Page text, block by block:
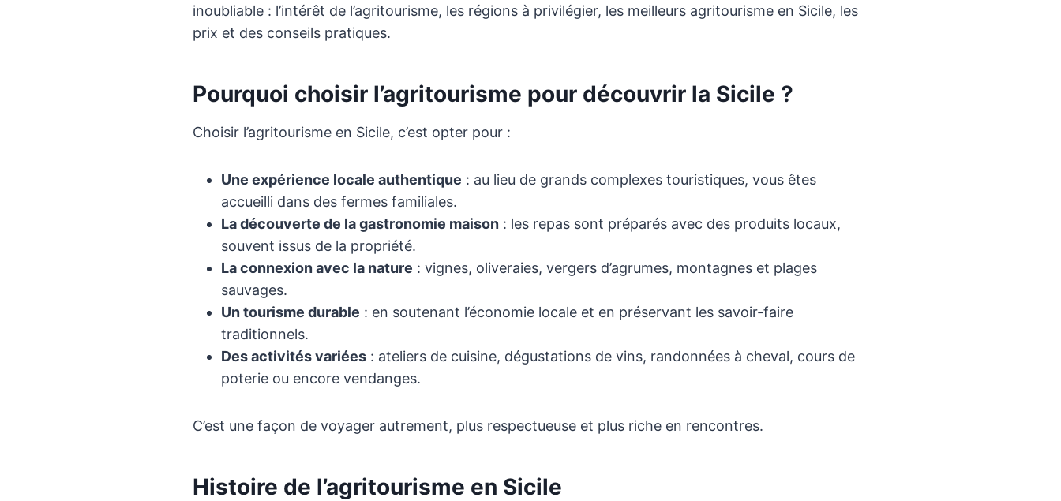
inoubliable : l’intérêt de l’agritourisme, les régions à privilégier, les meilleurs agritourisme en Sicile, les
prix et des conseils pratiques.
Pourquoi choisir l’agritourisme pour découvrir la Sicile ?
Choisir l’agritourisme en Sicile, c’est opter pour :
Une expérience locale authentique : au lieu de grands complexes touristiques, vous êtes
accueilli dans des fermes familiales.
La découverte de la gastronomie maison: les repas sont préparés avec des produits locaux,
souvent issus de la propriété.
La connexion avec la nature : vignes, oliveraies, vergers d’agrumes, montagnes et plages
sauvages.
Un tourisme durable : en soutenant l’économie locale et en préservant les savoir-faire
traditionnels.
Des activités variées: ateliers de cuisine, dégustations de vins, randonnées à cheval, cours de
poterie ou encore vendanges.
C’est une façon de voyager autrement, plus respectueuse et plus riche en rencontres.
Histoire de l’agritourisme en Sicile